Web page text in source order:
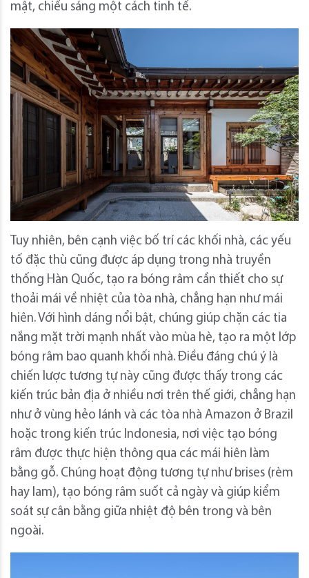
mật, chiếu sáng một cách tinh tế.
Tuy nhiên, bên cạnh việc bố trí các khối nhà, các yếu
tố đặc thù cũng được áp dụng trong nhà truyền
thống Hàn Quốc, tạo ra bóng râm cần thiết cho sự
thoải mái về nhiệt của tòa nhà, chẳng hạn như mái
hiên. Với hình dáng nổi bật, chúng giúp chặn các tia
nắng mặt trời mạnh nhất vào mùa hè, tạo ra một lớp
bóng râm bao quanh khối nhà. Điều đáng chú ý là
chiến lược tương tự này cũng được thấy trong các
kiến ​​trúc bản địa ở nhiều nơi trên thế giới, chẳng hạn
như ở vùng hẻo lánh và các tòa nhà Amazon ở Brazil
hoặc trong kiến ​​trúc Indonesia, nơi việc tạo bóng
râm được thực hiện thông qua các mái hiên làm
bằng gỗ. Chúng hoạt động tương tự như brises (rèm
hay lam), tạo bóng râm suốt cả ngày và giúp kiểm
soát sự cân bằng giữa nhiệt độ bên trong và bên
ngoài.